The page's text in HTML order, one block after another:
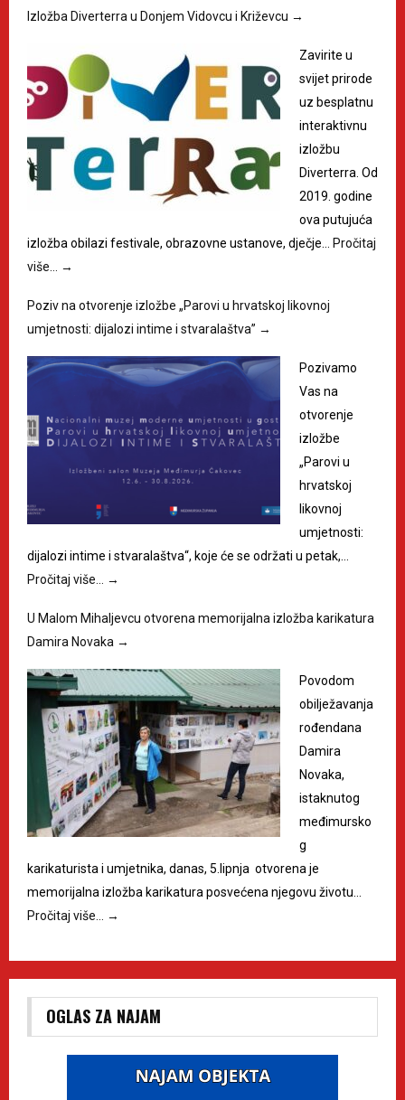
Izložba Diverterra u Donjem Vidovcu i Križevcu →
Zavirite u
svijet prirode
uz besplatnu
interaktivnu
izložbu
Diverterra. Od
2019. godine
ova putujuća
izložba obilazi festivale, obrazovne ustanove, dječje…
Pročitaj
više…
→
Poziv na otvorenje izložbe „Parovi u hrvatskoj likovnoj
umjetnosti: dijalozi intime i stvaralaštva” →
Pozivamo
Vas na
otvorenje
izložbe
„Parovi u
hrvatskoj
likovnoj
umjetnosti:
dijalozi intime i stvaralaštva“, koje će se održati u petak,…
Pročitaj više…
→
U Malom Mihaljevcu otvorena memorijalna izložba karikatura
Damira Novaka →
Povodom
obilježavanja
rođendana
Damira
Novaka,
istaknutog
međimursko
g
karikaturista i umjetnika, danas, 5.lipnja otvorena je
memorijalna izložba karikatura posvećena njegovu životu…
Pročitaj više…
→
OGLAS ZA NAJAM